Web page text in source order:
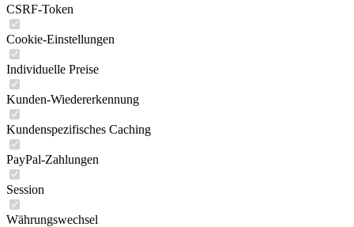
CSRF-Token
Cookie-Einstellungen
Individuelle Preise
Kunden-Wiedererkennung
Kundenspezifisches Caching
PayPal-Zahlungen
Session
Währungswechsel